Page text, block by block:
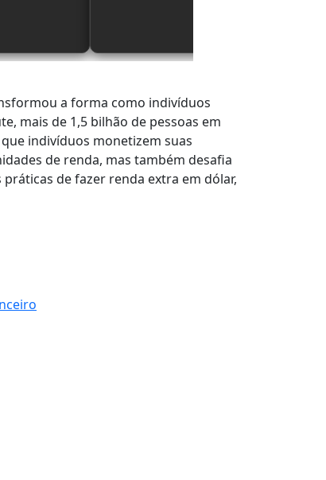
a forma como indivíduos
mais de 1,5 bilhão de pessoas em
indivíduos monetizem suas
de renda, mas também desafia
de fazer renda extra em dólar,